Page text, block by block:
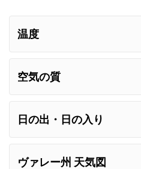
温度
空気の質
日の出・日の入り
ヴァレー州 天気図